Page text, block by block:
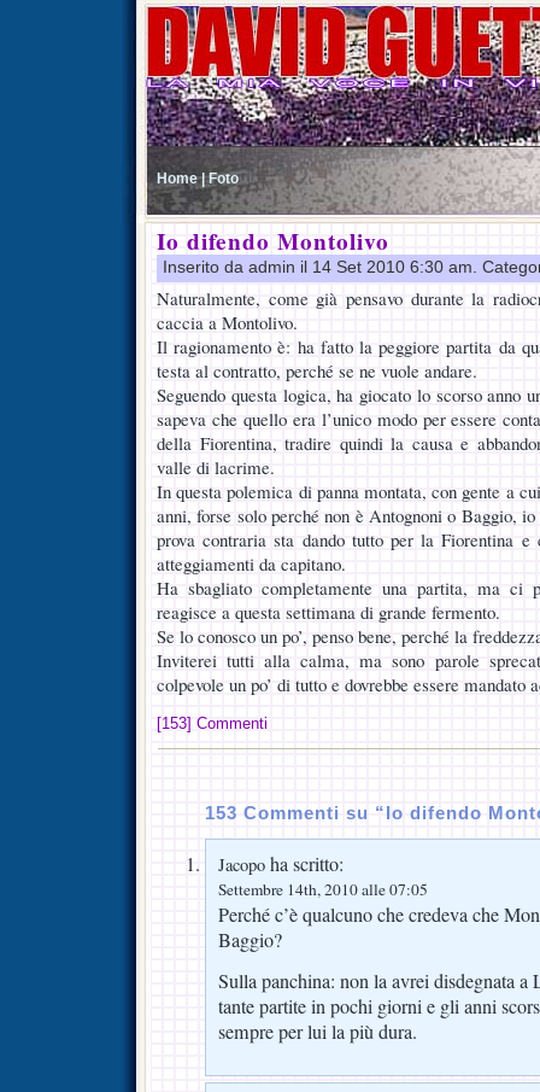
Home | Foto
Io difendo Montolivo
Inserito da admin il 14 Set 2010 6:30 am.
Naturalmente, come già pensavo durante la
caccia a Montolivo.
Il ragionamento è: ha fatto la peggiore partita da
testa al contratto, perché se ne vuole andare.
Seguendo questa logica, ha giocato lo scorso anno
sapeva che quello era l’unico modo per essere
della Fiorentina, tradire quindi la causa e
valle di lacrime.
In questa polemica di panna montata, con gente a
anni, forse solo perché non è Antognoni o Baggio,
prova contraria sta dando tutto per la Fiorentina
atteggiamenti da capitano.
Ha sbagliato completamente una partita, ma ci
reagisce a questa settimana di grande fermento.
Se lo conosco un po’, penso bene, perché la
Inviterei tutti alla calma, ma sono parole
colpevole un po’ di tutto e dovrebbe essere mandato
[153] Commenti
153 Commenti su “Io difendo
Jacopo ha scritto:
Settembre 14th, 2010 alle 07:05
Perché c’è qualcuno che credeva che
Baggio?
Sulla panchina: non la avrei disdegnata a
tante partite in pochi giorni e gli anni
sempre per lui la più dura.